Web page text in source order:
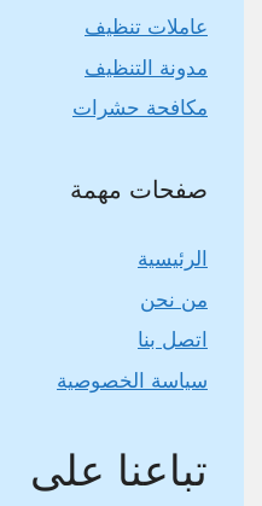
عاملات تنظيف
مدونة التنظيف
مكافحة حشرات
صفحات مهمة
الرئيسية
من نحن
اتصل بنا
سياسة الخصوصية
تباعنا على